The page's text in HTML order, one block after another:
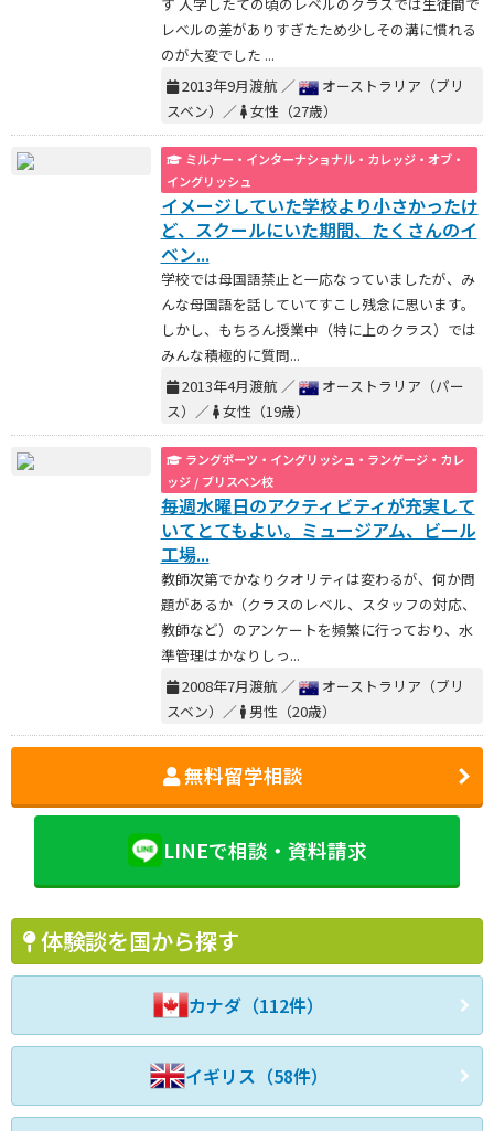
レベルの差がありすぎたため少しその溝に慣れる
のが大変でした ...
2013年9月渡航 ／
オーストラリア（ブリ
スベン）／ 女性（27歳）
ミルナー・インターナショナル・カレッジ・オブ・
イングリッシュ
イメージしていた学校より小さかったけ
ど、スクールにいた期間、たくさんのイ
ベン...
学校では母国語禁止と一応なっていましたが、み
んな母国語を話していてすこし残念に思います。
しかし、もちろん授業中（特に上のクラス）では
みんな積極的に質問...
2013年4月渡航 ／
オーストラリア（パー
ス）／ 女性（19歳）
ラングポーツ・イングリッシュ・ランゲージ・カレ
ッジ / ブリスベン校
毎週水曜日のアクティビティが充実して
いてとてもよい。ミュージアム、ビール
工場...
教師次第でかなりクオリティは変わるが、何か問
題があるか（クラスのレベル、スタッフの対応、
教師など）のアンケートを頻繁に行っており、水
準管理はかなりしっ...
2008年7月渡航 ／
オーストラリア（ブリ
スベン）／ 男性（20歳）
無料留学相談
LINEで相談・資料請求
体験談を国から探す
カナダ（112件）
イギリス（58件）